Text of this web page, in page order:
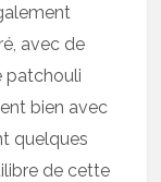
avec de
patchouli
bien avec
quelques
de cette